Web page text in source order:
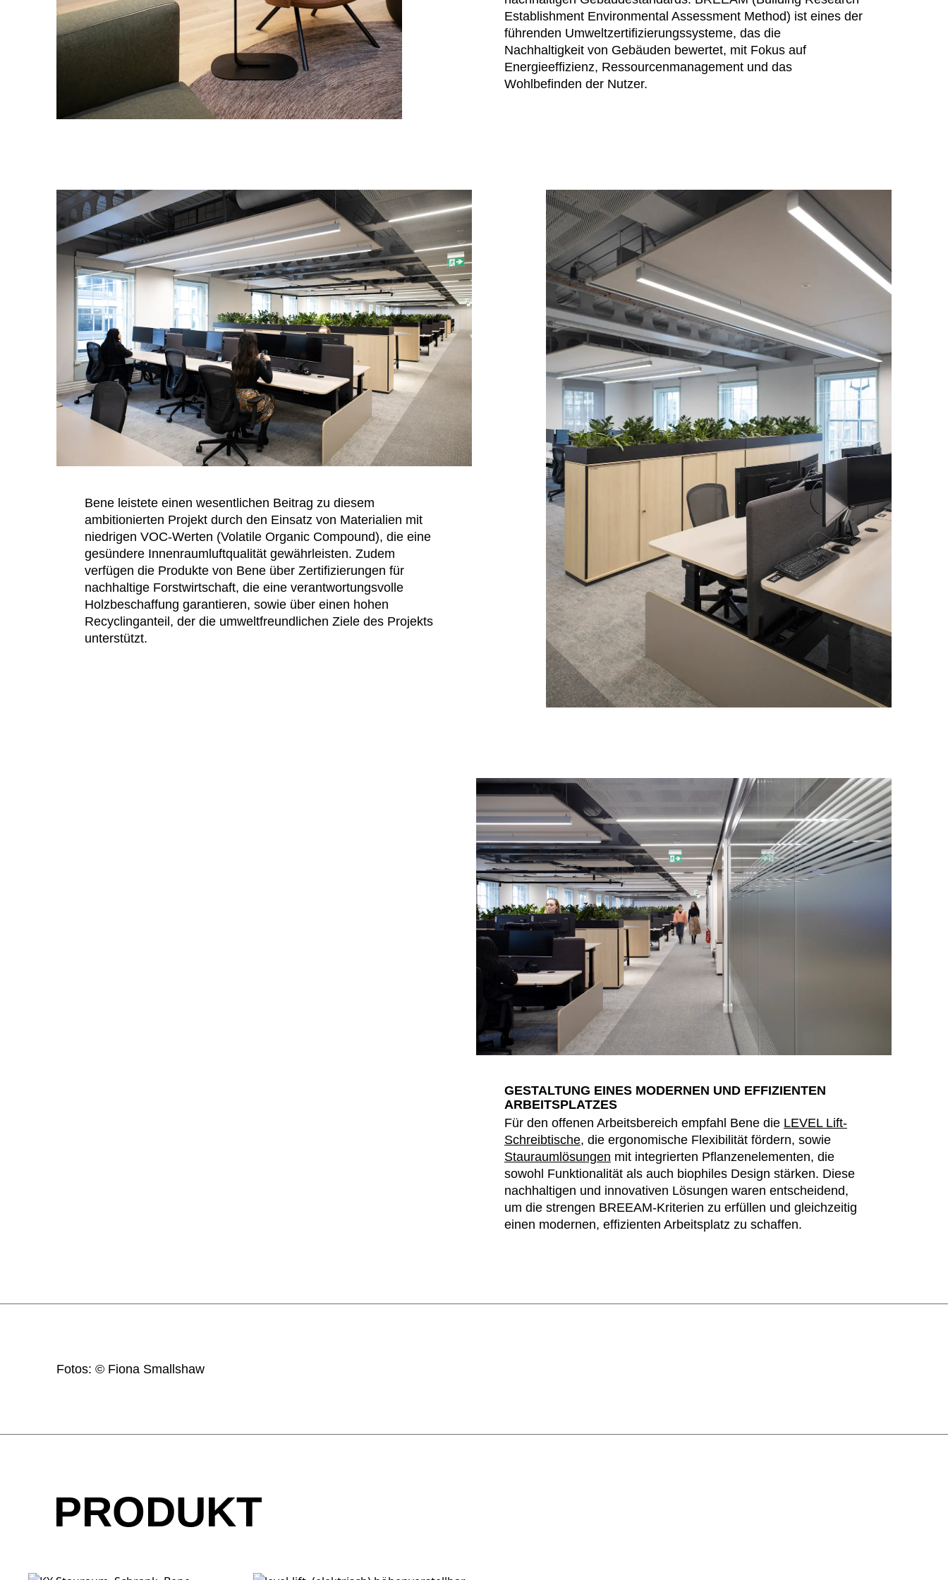
Indonesien (ID)
Iran
Irland (IE)
Israel(IL)
Italien(IT)
Japan(JP)
Norwegen
Oman
Philippinen
Polen
Portugal
Qatar
Tschechische Republik(CZ)
Tunesien (TN)
Ukraine
Ungarn
Ägypten(EG)
Österreich (AT)
Establishment Environmental Assessment Method) ist eines der
führenden Umweltzertifizierungssysteme, das die
Nachhaltigkeit von Gebäuden bewertet, mit Fokus auf
Energieeffizienz, Ressourcenmanagement und das
Wohlbefinden der Nutzer.
Bene leistete einen wesentlichen Beitrag zu diesem
ambitionierten Projekt durch den Einsatz von Materialien mit
niedrigen VOC-Werten (Volatile Organic Compound), die eine
gesündere Innenraumluftqualität gewährleisten. Zudem
verfügen die Produkte von Bene über Zertifizierungen für
nachhaltige Forstwirtschaft, die eine verantwortungsvolle
Holzbeschaffung garantieren, sowie über einen hohen
Recyclinganteil, der die umweltfreundlichen Ziele des Projekts
unterstützt.
GESTALTUNG EINES MODERNEN UND EFFIZIENTEN
ARBEITSPLATZES
Für den offenen Arbeitsbereich empfahl Bene die LEVEL Lift-
Schreibtische, die ergonomische Flexibilität fördern, sowie
Stauraumlösungen mit integrierten Pflanzenelementen, die
sowohl Funktionalität als auch biophiles Design stärken. Diese
nachhaltigen und innovativen Lösungen waren entscheidend,
um die strengen BREEAM-Kriterien zu erfüllen und gleichzeitig
einen modernen, effizienten Arbeitsplatz zu schaffen.
Fotos: © Fiona Smallshaw
PRODUKT